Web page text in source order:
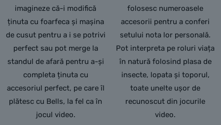
imagineze că-i modifică
ținuta cu foarfeca și mașina
de cusut pentru a i se potrivi
perfect sau pot merge la
standul de afară pentru a-și
completa ținuta cu
accesoriul perfect, pe care îl
plătesc cu Bells, la fel ca în
jocul video.
folosesc numeroasele
accesorii pentru a conferi
setului nota lor personală.
Pot interpreta pe roluri viața
în natură folosind plasa de
insecte, lopata și toporul,
toate unelte ușor de
recunoscut din jocurile
video.